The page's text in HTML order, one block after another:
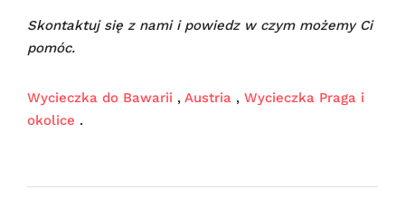
Skontaktuj się z nami i powiedz w czym możemy Ci
pomóc.
Wycieczka do Bawarii , Austria , Wycieczka Praga i
okolice .